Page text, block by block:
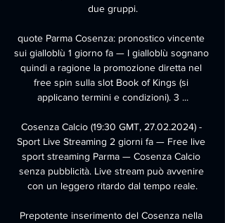
due gruppi.
quote Parma Cosenza: pronostico vincente
sui gialloblù 1 giorno fa — I gialloblù sognano
quindi a ragione la promozione diretta nel
free spin sulla slot Book of Kings (si
applicano termini e condizioni). 3 ...
Cosenza Calcio (19:30 GMT, 27.02.2024) -
Sport Live Streaming 2 giorni fa — Free live
sport streaming Parma — Cosenza Calcio
senza pubblicità. Live stream può avvenire
con un leggero ritardo dal tempo reale.
Prepotente inserimento del Cosenza nella